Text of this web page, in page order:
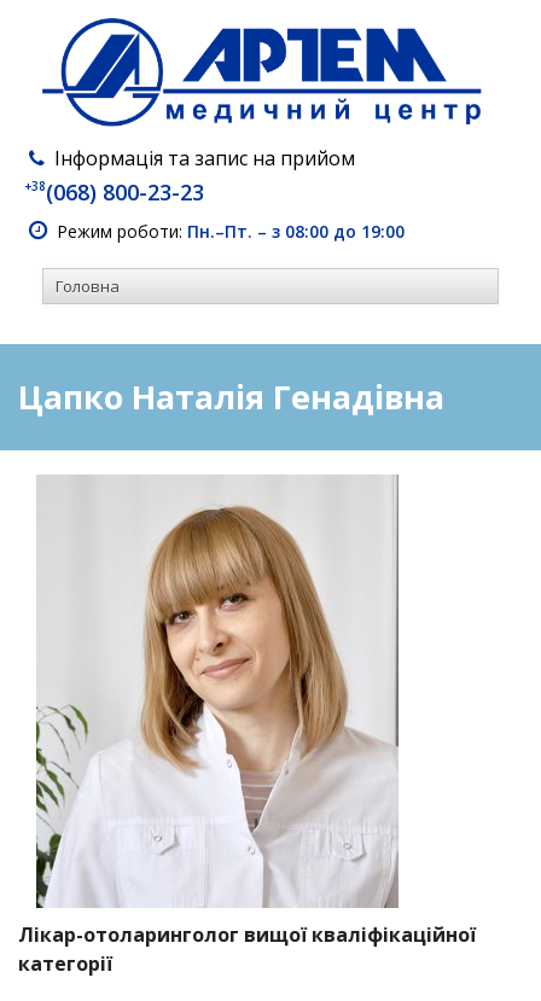
Інформація та запис на прийом
+38(068) 800-23-23
Режим роботи: Пн.–Пт. – з 08:00 до 19:00
Цапко Наталія Генадівна
Лікар-отоларинголог вищої кваліфікаційної
категорії